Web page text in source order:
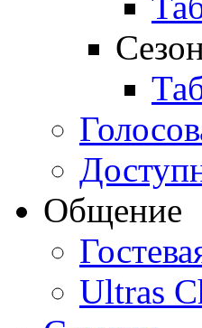
Общение
Ultras